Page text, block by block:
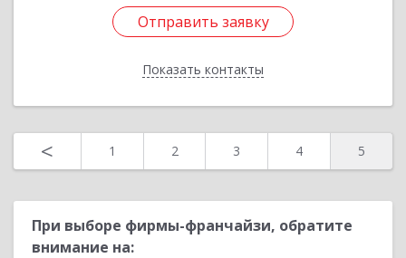
Отправить заявку
Показать контакты
Отправить заявку
Назад
< 1 2 3 4 5
При выборе фирмы-франчайзи, обратите
внимание на: